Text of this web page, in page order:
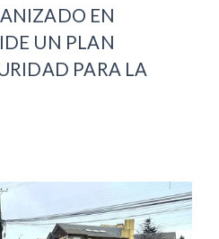
EN
UN PLAN
PARA LA